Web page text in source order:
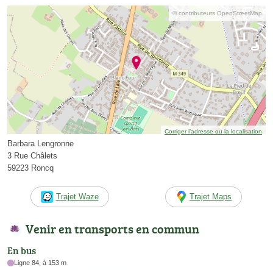
© contributeurs OpenStreetMap
Corriger l’adresse ou la localisation
Barbara Lengronne
3 Rue Châlets
59223 Roncq
Trajet Waze Trajet Maps
Venir en transports en commun
En bus
Ligne 84, à 153 m